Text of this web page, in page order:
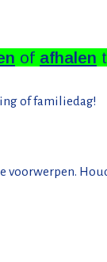
of afhalen
of familiedag!
voorwerpen.